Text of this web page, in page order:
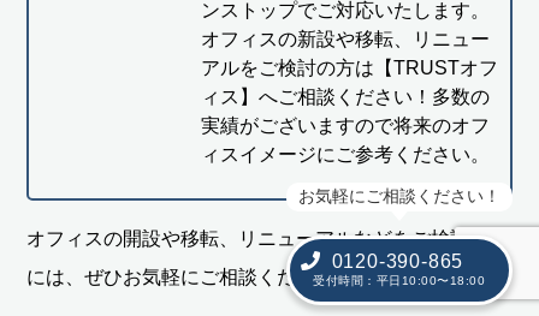
お気軽にご相談ください！
0120-390-865
受付時間：平日10:00〜18:00
ンストップでご対応いたします。
オフィスの新設や移転、リニュー
アルをご検討の方は【TRUSTオフ
ィス】へご相談ください！多数の
実績がございますので将来のオフ
ィスイメージにご参考ください。
オフィスの開設や移転、リニューアルなどをご検討の際
には、ぜひお気軽にご相談ください。